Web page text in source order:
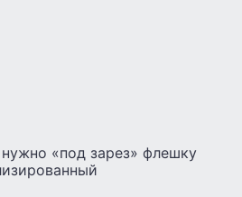
«под зарез» флешку